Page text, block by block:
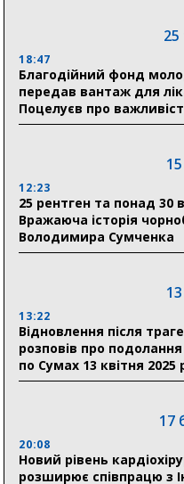
Понад 8 мільйонів
«Ранку» та іншим
04
20:41
на пенсії, страхові
03
18:54
прифронтової
18:30
Ніколаєнко: у Сумах
відновлення житла
21:01
До 19 400 гривень на
25
18:47
Благодійний фонд
передав вантаж для
Поцелуєв про
12:23
25 рентген та понад 30
Вражаюча історія
Володимира Сумченка
13:22
Відновлення після
розповів про
по Сумах 13 квітня
17
20:08
Новий рівень
розширює співпрацю з